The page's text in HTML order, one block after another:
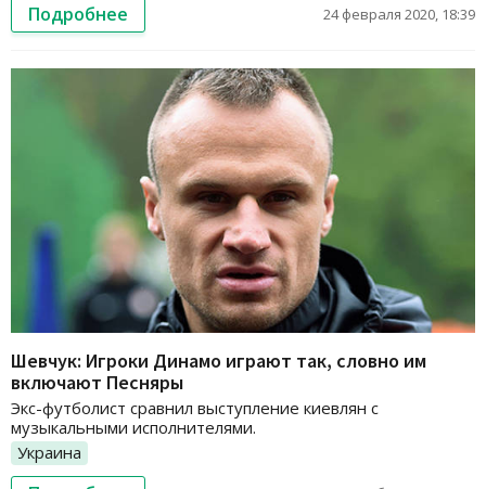
Подробнее 24 февраля 2020, 18:39
Шевчук: Игроки Динамо играют так, словно им
включают Песняры
Экс-футболист сравнил выступление киевлян с
музыкальными исполнителями.
Украина